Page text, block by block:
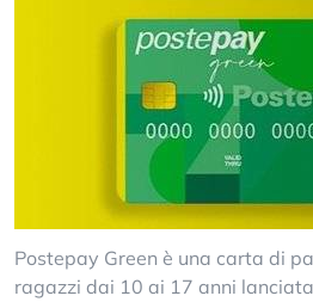
Postepay Green è una carta di
ragazzi dai 10 ai 17 anni